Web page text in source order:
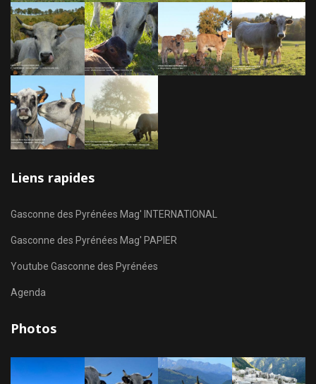
Liens rapides
Gasconne des Pyrénées Mag' INTERNATIONAL
Gasconne des Pyrénées Mag' PAPIER
Youtube Gasconne des Pyrénées
Agenda
Photos